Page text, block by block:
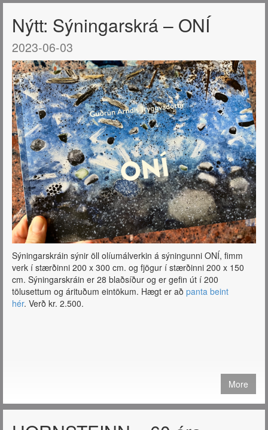
Nýtt: Sýningarskrá – ONÍ
2023-06-03
Sýningarskráin sýnir öll olíumálverkin á sýningunni ONÍ, fimm
verk í stærðinni 200 x 300 cm. og fjögur í stærðinni 200 x 150
cm. Sýningarskráin er 28 blaðsíður og er gefin út í 200
tölusettum og árituðum eintökum. Hægt er að panta beint
hér. Verð kr. 2.500.
More